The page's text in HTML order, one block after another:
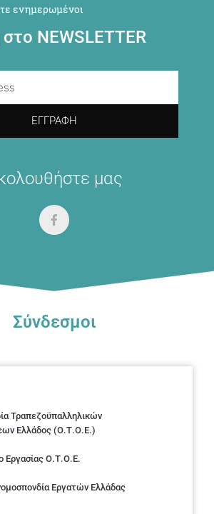
ενημερωμένοι
NEWSLETTER
ΕΓΓΡΑΦΉ
μας
Σύνδεσμοι
Τραπεζοϋπαλληλικών
Ελλάδος (Ο.Τ.Ο.Ε.)
Εργασίας Ο.Τ.Ο.Ε.
Εργατών Ελλάδας